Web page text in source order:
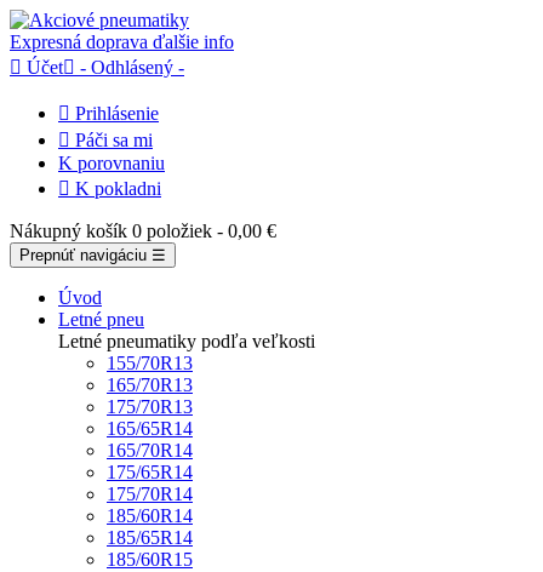
Expresná doprava ďalšie info
 Účet - Odhlásený -
 Prihlásenie
 Páči sa mi
K porovnaniu
 K pokladni
Nákupný košík 0 položiek - 0,00 €
Prepnúť navigáciu ☰
Úvod
Letné pneu
Letné pneumatiky podľa veľkosti
155/70R13
165/70R13
175/70R13
165/65R14
165/70R14
175/65R14
175/70R14
185/60R14
185/65R14
185/60R15